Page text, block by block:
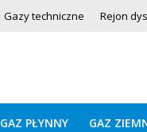
Gazy techniczne Rejon
GAZ PŁYNNY GAZ